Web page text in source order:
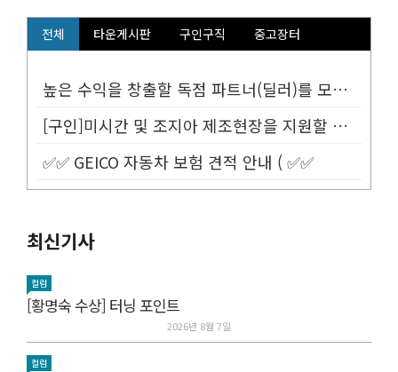
전체 타운게시판 구인구직 중고장터
높은 수익을 창출할 독점 파트너(딜러)를 모십니다.
[구인]미시간 및 조지아 제조현장을 지원할 Customer Service...
✅✅ GEICO 자동차 보험 견적 안내 ( ✅✅
최신기사
컬럼
[황명숙 수상] 터닝 포인트
2026년 8월 7일
컬럼